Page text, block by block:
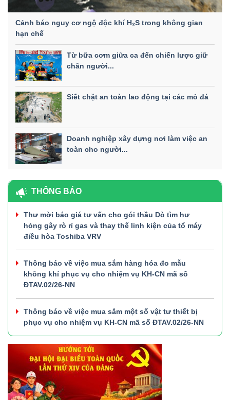
Cảnh báo nguy cơ ngộ độc khí H₂S trong không gian
hạn chế
Từ bữa cơm giữa ca đến chiến lược giữ
chân người...
Siết chặt an toàn lao động tại các mỏ đá
Doanh nghiệp xây dựng nơi làm việc an
toàn cho người...
THÔNG BÁO
Thư mời báo giá tư vấn cho gói thầu Dò tìm hư
hỏng gây rò rỉ gas và thay thế linh kiện của tổ máy
điều hòa Toshiba VRV
Thông báo về việc mua sắm hàng hóa đo mẫu
không khí phục vụ cho nhiệm vụ KH-CN mã số
ĐTAV.02/26-NN
Thông báo về việc mua sắm một số vật tư thiết bị
phục vụ cho nhiệm vụ KH-CN mã số ĐTAV.02/26-NN